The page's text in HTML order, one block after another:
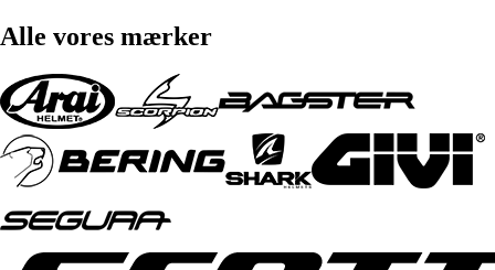
Alle vores mærker